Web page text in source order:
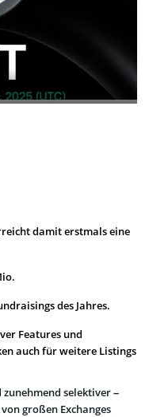
damit erstmals eine
des Jahres.
Features und
auch für weitere Listings
selektiver –
großen Exchanges